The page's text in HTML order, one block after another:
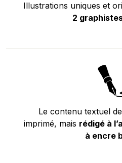
Illustrations uniques et
2
Le contenu textuel
imprimé, mais rédigé à
à encre